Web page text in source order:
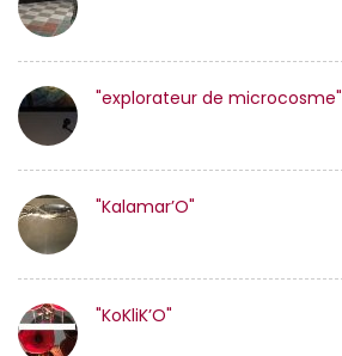
"explorateur de microcosme"
"Kalamar’O"
"KoKliK’O"